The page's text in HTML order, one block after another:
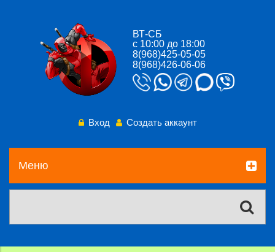
ВТ-СБ
с 10:00 до 18:00
8(968)425-05-05
8(968)426-06-06
Вход Создать аккаунт
Меню